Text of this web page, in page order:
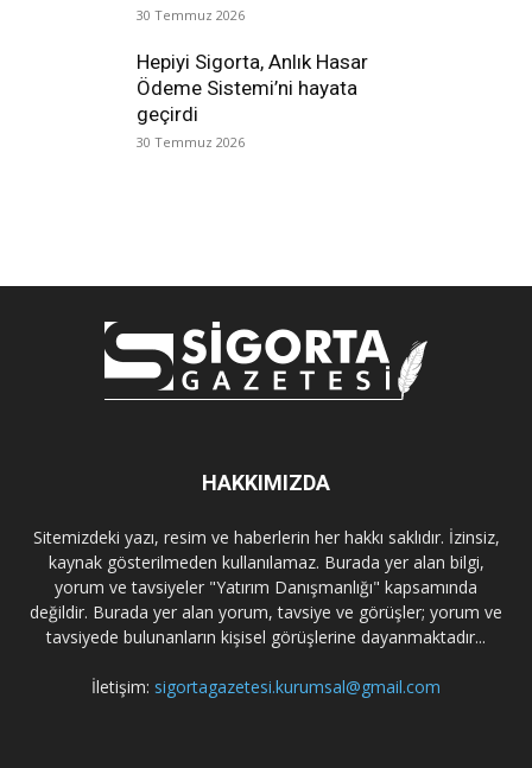
30 Temmuz 2026
Hepiyi Sigorta, Anlık Hasar
Ödeme Sistemi’ni hayata
geçirdi
30 Temmuz 2026
HAKKIMIZDA
Sitemizdeki yazı, resim ve haberlerin her hakkı saklıdır. İzinsiz,
kaynak gösterilmeden kullanılamaz. Burada yer alan bilgi,
yorum ve tavsiyeler "Yatırım Danışmanlığı" kapsamında
değildir. Burada yer alan yorum, tavsiye ve görüşler; yorum ve
tavsiyede bulunanların kişisel görüşlerine dayanmaktadır...
İletişim: sigortagazetesi.kurumsal@gmail.com